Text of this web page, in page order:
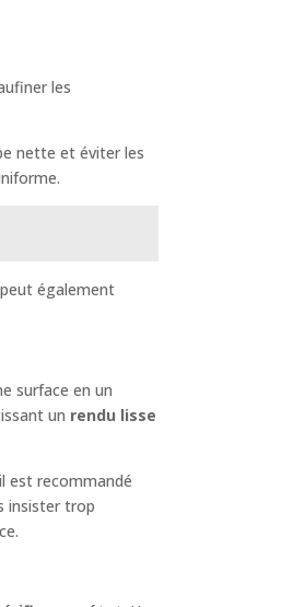
les
nette et éviter les
également
surface en un
un rendu lisse
est recommandé
insister trop